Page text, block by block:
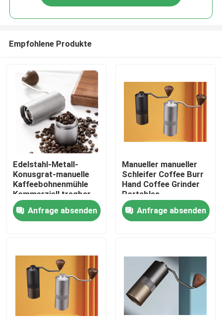
Haus
VR Show
Empfohlene Produkte
Edelstahl-Metall-
Konusgrat-manuelle
Kaffeebohnenmühle
Kommerziell tragbar
waschbar
handgekurbelt
Anfrage absenden
Manueller manueller
Schleifer Coffee Burr
Hand Coffee Grinder
Portables
Anfrage absenden